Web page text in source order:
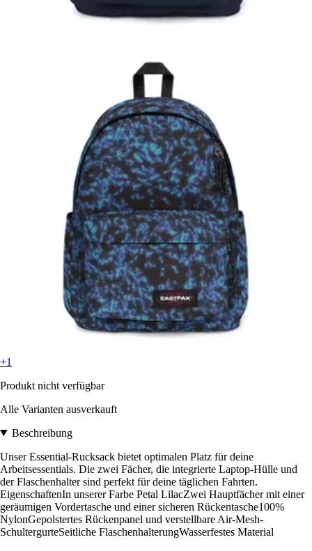
+1
Produkt nicht verfügbar
Alle Varianten ausverkauft
Beschreibung
Unser Essential-Rucksack bietet optimalen Platz für deine
Arbeitsessentials. Die zwei Fächer, die integrierte Laptop-Hülle und
der Flaschenhalter sind perfekt für deine täglichen Fahrten.
EigenschaftenIn unserer Farbe Petal LilacZwei Hauptfächer mit einer
geräumigen Vordertasche und einer sicheren Rückentasche100%
NylonGepolstertes Rückenpanel und verstellbare Air-Mesh-
SchultergurteSeitliche FlaschenhalterungWasserfestes Material